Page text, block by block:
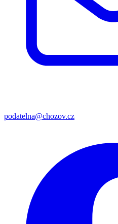
podatelna@chozov.cz